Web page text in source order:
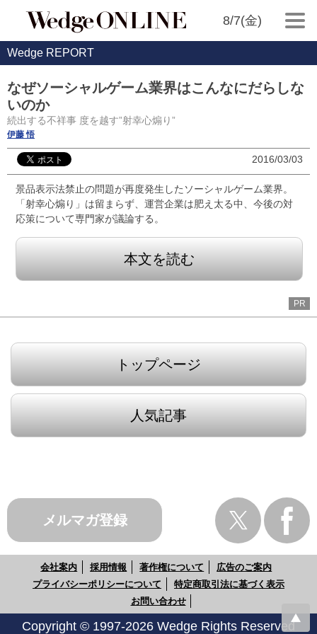
8/7(金)
Wedge REPORT
なぜソーシャルゲーム業界はこんなにだらしな
いのか
続出する不祥事 度を越す”射幸心煽り”
伊藤 悟
2016/03/03
景品表示法禁止の問題が再度発生したソーシャルゲーム業界。
「射幸心煽り」は留まらず、運営企業は肥え太る中、今後の対
応策について専門家が議論する。
本文を読む
PR
トップページ
人気記事
メルマガ登録
会社案内 採用情報 著作権について
広告のご案内
プライバシーポリシーについて
特定商取引法に基づく表示
お問い合わせ
Copyright © 1997-2026 Wedge Rights Reserved